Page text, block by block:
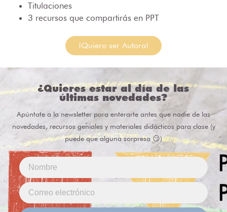
Titulaciones
3 recursos que compartirás en PPT
¡Quiero ser Autora!
¿Quieres estar al día de las
últimas novedades?
Apúntate a la newsletter para enterarte antes que nadie de las
novedades, recursos geniales y materiales didácticos para clase (y
puede que alguna sorpresa 😏)